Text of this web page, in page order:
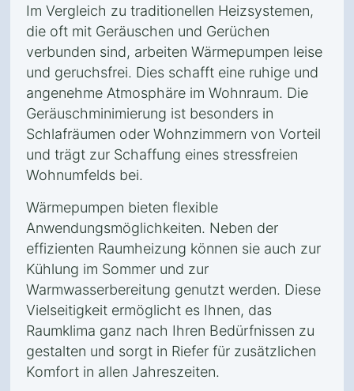
Im Vergleich zu traditionellen Heizsystemen,
die oft mit Geräuschen und Gerüchen
verbunden sind, arbeiten Wärmepumpen leise
und geruchsfrei. Dies schafft eine ruhige und
angenehme Atmosphäre im Wohnraum. Die
Geräuschminimierung ist besonders in
Schlafräumen oder Wohnzimmern von Vorteil
und trägt zur Schaffung eines stressfreien
Wohnumfelds bei.
Wärmepumpen bieten flexible
Anwendungsmöglichkeiten. Neben der
effizienten Raumheizung können sie auch zur
Kühlung im Sommer und zur
Warmwasserbereitung genutzt werden. Diese
Vielseitigkeit ermöglicht es Ihnen, das
Raumklima ganz nach Ihren Bedürfnissen zu
gestalten und sorgt in Riefer für zusätzlichen
Komfort in allen Jahreszeiten.